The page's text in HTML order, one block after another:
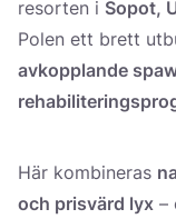
resorten i Sopot,
Polen ett brett
avkopplande
Här kombineras
och prisvärd lyx –